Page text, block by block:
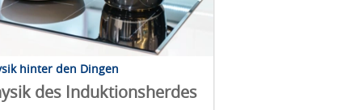
hinter den Dingen
des Induktionsherdes